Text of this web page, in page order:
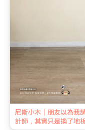
尼斯小木｜朋友以為我
計師，其實只是換了地